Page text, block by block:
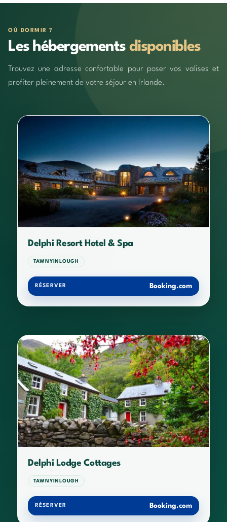
OÙ DORMIR ?
Les hébergements disponibles
Trouvez une adresse confortable pour poser vos valises et
profiter pleinement de votre séjour en Irlande.
Delphi Resort Hotel & Spa
TAWNYINLOUGH
RÉSERVER Booking.com
Delphi Lodge Cottages
TAWNYINLOUGH
RÉSERVER Booking.com